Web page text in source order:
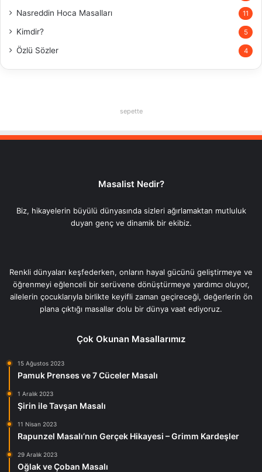
Nasreddin Hoca Masalları 11
Kimdir? 5
Özlü Sözler 4
sepette
Masalist Nedir?
Biz, hikayelerin büyülü dünyasında sizleri ağırlamaktan mutluluk
duyan genç ve dinamik bir ekibiz.
Renkli dünyaları keşfederken, onların hayal gücünü geliştirmeye ve
öğrenmeyi eğlenceli bir serüvene dönüştürmeye yardımcı oluyor,
ailelerin çocuklarıyla birlikte keyifli zaman geçireceği, değerlerin ön
plana çıktığı masallar dolu bir dünya vaat ediyoruz.
Çok Okunan Masallarımız
15 Ağustos 2023
Pamuk Prenses ve 7 Cüceler Masalı
1 Aralık 2023
Şirin ile Tavşan Masalı
11 Nisan 2023
Rapunzel Masalı’nın Gerçek Hikayesi – Grimm Kardeşler
29 Aralık 2023
Oğlak ve Çoban Masalı